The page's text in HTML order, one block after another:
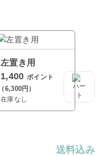
左置き用
1,400 ポイント
（6,300円）
在庫なし
送料込み